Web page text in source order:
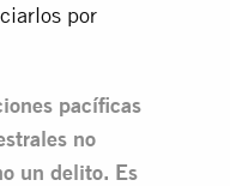
por
pacíficas
no
un delito. Es